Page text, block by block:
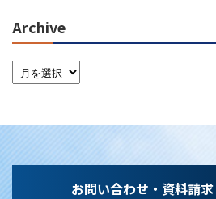
Archive
お問い合わせ・資料請求